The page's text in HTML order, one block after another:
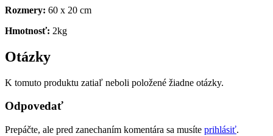
Rozmery: 60 x 20 cm
Hmotnosť: 2kg
Otázky
K tomuto produktu zatiaľ neboli položené žiadne otázky.
Odpovedať
Prepáčte, ale pred zanechaním komentára sa musíte prihlásiť.